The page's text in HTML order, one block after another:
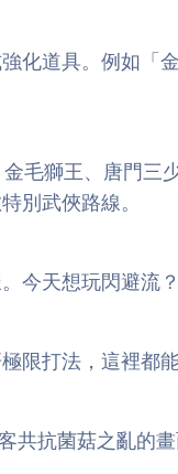
化道具。例如
毛獅王、唐門
別武俠路線。
今天想玩閃避流
限打法，這裡
共抗菌菇之亂的